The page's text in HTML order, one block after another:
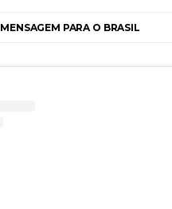
MENSAGEM PARA O BRASIL